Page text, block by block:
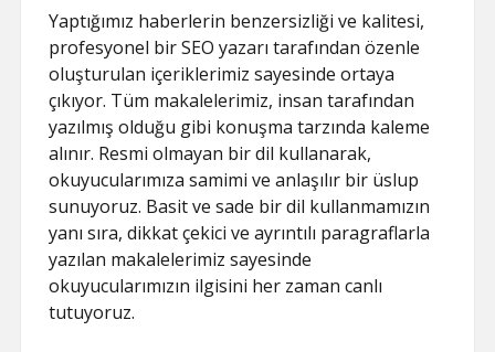
Yaptığımız haberlerin benzersizliği ve kalitesi,
profesyonel bir SEO yazarı tarafından özenle
oluşturulan içeriklerimiz sayesinde ortaya
çıkıyor. Tüm makalelerimiz, insan tarafından
yazılmış olduğu gibi konuşma tarzında kaleme
alınır. Resmi olmayan bir dil kullanarak,
okuyucularımıza samimi ve anlaşılır bir üslup
sunuyoruz. Basit ve sade bir dil kullanmamızın
yanı sıra, dikkat çekici ve ayrıntılı paragraflarla
yazılan makalelerimiz sayesinde
okuyucularımızın ilgisini her zaman canlı
tutuyoruz.